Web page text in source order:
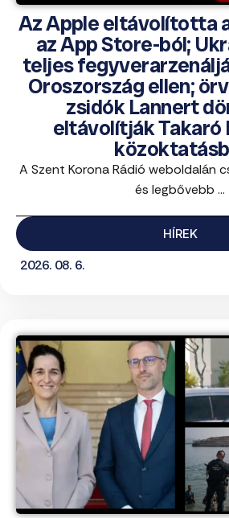
Az Apple eltávolította
az App Store-ból;
teljes
Oroszország ellen;
zsidók Lannert
eltávolítják Takaró
A Szent Korona Rádió weboldalán
és legbővebb ...
HÍREK
2026. 08. 6.